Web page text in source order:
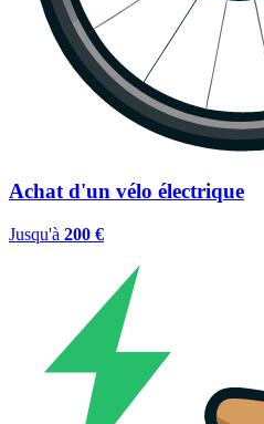
Achat d'un vélo électrique
Jusqu'à 200 €